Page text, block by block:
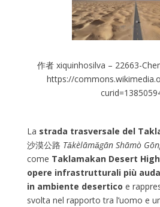
作者 xiquinhosilva – 22663-
https://
La strada trasversale del
沙漠公路 Tǎkèlāmǎgān Shāmò
come Taklamakan Desert
opere infrastrutturali più
in ambiente desertico e
svolta nel rapporto tra l’uomo e